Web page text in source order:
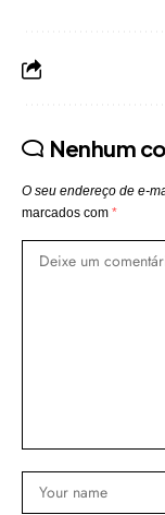
Nenhum
O seu endereço de e-
marcados com *